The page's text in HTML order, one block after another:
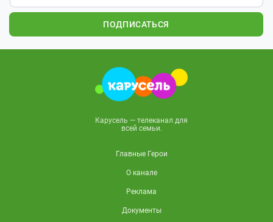
ПОДПИСАТЬСЯ
Карусель — телеканал для
всей семьи.
Главные Герои
О канале
Реклама
Документы